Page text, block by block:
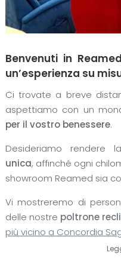
Benvenuti in
un’esperienza su
Ci trovate a breve
aspettiamo con un
per il vostro benessere.
Desideriamo rendere
unica, affinché ogni
showroom Reamed sia
Vi mostreremo di
delle nostre poltrone
più vicino a Concordia